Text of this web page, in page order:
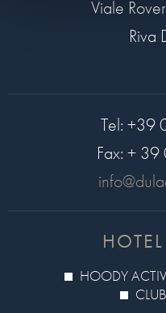
Viale
Riva
Tel: +39
Fax: + 39
HOODY